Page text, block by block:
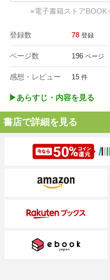
※電子書籍ストア
登録数 78 登録
ページ数 196 ページ
感想・レビュー 15 件
▶︎あらすじ・内容を見る
書店で詳細を見る